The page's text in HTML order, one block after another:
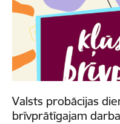
Valsts probācijas
brīvprātīgajam